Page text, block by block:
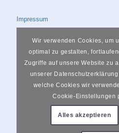
Impressum
Rheinstraße 34, 56564
info@fotostudio-bartz.de
Wir verwenden Cookies, um
optimal zu gestalten,
Zugriffe auf unsere Website zu
unserer
welche Cookies wir
Cookie-Einstellungen
Alles akzeptieren